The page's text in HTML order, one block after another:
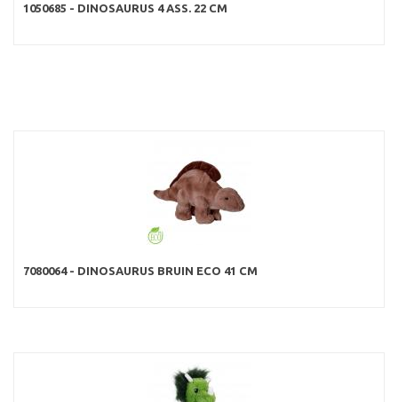
1050685 - DINOSAURUS 4 ASS. 22 CM
7080064 - DINOSAURUS BRUIN ECO 41 CM